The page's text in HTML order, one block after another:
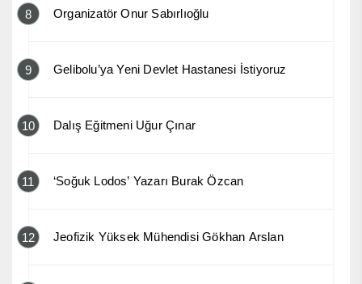
8 Organizatör Onur Sabırlıoğlu
9 Gelibolu’ya Yeni Devlet Hastanesi İstiyoruz
10 Dalış Eğitmeni Uğur Çınar
11 ‘Soğuk Lodos’ Yazarı Burak Özcan
12 Jeofizik Yüksek Mühendisi Gökhan Arslan